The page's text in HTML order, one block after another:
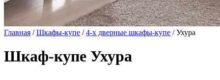
Главная /Шкафы-купе /4-х дверные шкафы-купе / Ухура
Шкаф-купе Ухура